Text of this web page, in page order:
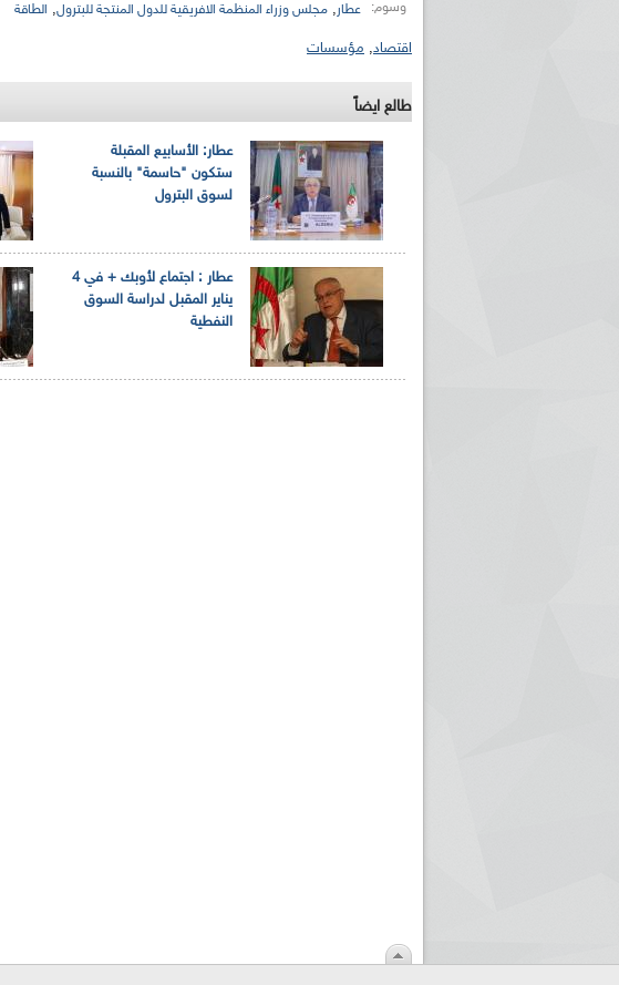
وسوم: عطار, مجلس وزراء المنظمة الافريقية للدول المنتجة للبترول, الطاقة
اقتصاد, مؤسسات
طالع ايضاً
عطار: الأسابيع المقبلة
ستكون "حاسمة" بالنسبة
لسوق البترول
عطار : اجتماع لأوبك + في 4
يناير المقبل لدراسة السوق
النفطية
بالصور... اللقاء الوطني لمديري الإذاعات الوطنية والجهوية
حول مرافقة وتغطية الإنتخابات المحلية لـ27 نوفمبر 2021
الإذاعة الجزائرية للرياضيين البارالمبيين المتوجين